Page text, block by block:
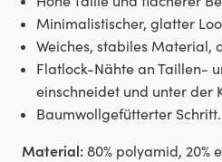
Minimalistischer, glatter
Weiches, stabiles Material,
Flatlock-Nähte an Taillen-
einschneidet und unter der
Baumwollgefütterter Schritt.
Material: 80% polyamid, 20%